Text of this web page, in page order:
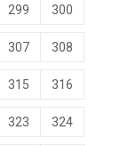
299 300
307 308
315 316
323 324